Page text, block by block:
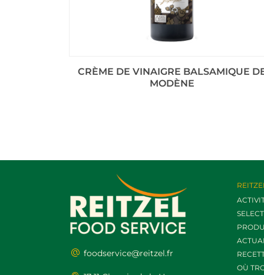
CRÈME DE VINAIGRE BALSAMIQUE
MODÈNE
foodservice@reitzel.fr
OÙ